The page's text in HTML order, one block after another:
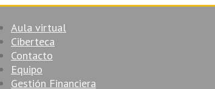
Aula virtual
Ciberteca
Contacto
Equipo
Gestión Financiera